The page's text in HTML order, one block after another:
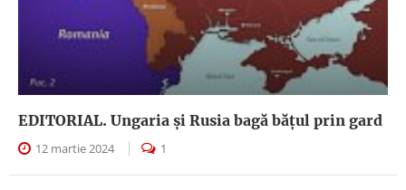
EDITORIAL. Ungaria şi Rusia bagă băţul prin gard
12 martie 2024 1